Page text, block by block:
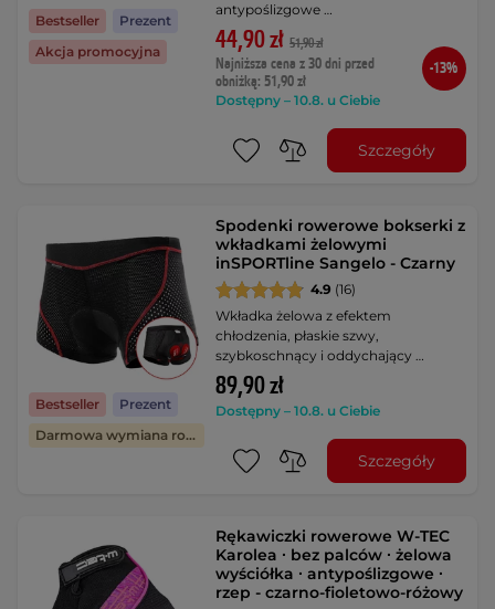
Bestseller
Prezent
Akcja promocyjna
antypoślizgowe …
44,90 zł 51,90 zł
Najniższa cena z 30 dni przed
obniżką: 51,90 zł
Dostępny – 10.8. u Ciebie
-13%
Szczegóły
Bestseller
Prezent
Darmowa wymiana rozmiaru
Spodenki rowerowe bokserki z
wkładkami żelowymi
inSPORTline Sangelo - Czarny
4.9 (16)
Wkładka żelowa z efektem
chłodzenia, płaskie szwy,
szybkoschnący i oddychający …
89,90 zł
Dostępny – 10.8. u Ciebie
Szczegóły
Rękawiczki rowerowe W-TEC
Karolea ∙ bez palców ∙ żelowa
wyściółka ∙ antypoślizgowe ∙
rzep - czarno-fioletowo-różowy